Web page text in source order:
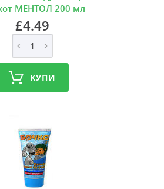
МЕНТОЛ 200 мл
£4.49
КУПИ